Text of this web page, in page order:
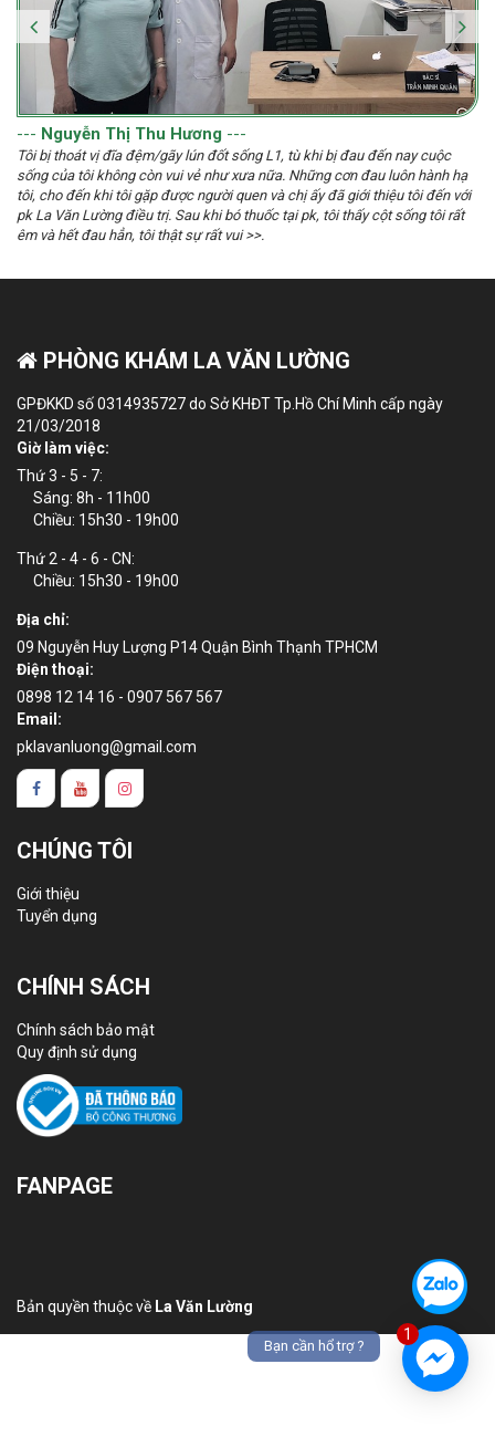
--- Nguyễn Thị Thu Hương ---
Tôi bị thoát vị đĩa đệm/gãy lún đốt sống L1, tù khi bị đau đến nay cuộc
sống của tôi không còn vui vẻ như xưa nữa. Những cơn đau luôn hành hạ
tôi, cho đến khi tôi gặp được người quen và chị ấy đã giới thiệu tôi đến với
pk La Văn Lường điều trị. Sau khi bó thuốc tại pk, tôi thấy cột sống tôi rất
êm và hết đau hẳn, tôi thật sự rất vui >>.
PHÒNG KHÁM LA VĂN LƯỜNG
GPĐKKD số 0314935727 do Sở KHĐT Tp.Hồ Chí Minh cấp ngày
21/03/2018
Giờ làm việc:
Thứ 3 - 5 - 7:
Sáng: 8h - 11h00
Chiều: 15h30 - 19h00
Thứ 2 - 4 - 6 - CN:
Chiều: 15h30 - 19h00
Địa chỉ:
09 Nguyễn Huy Lượng P14 Quận Bình Thạnh TPHCM
Điện thoại:
0898 12 14 16 - 0907 567 567
Email:
pklavanluong@gmail.com
CHÚNG TÔI
Giới thiệu
Tuyển dụng
CHÍNH SÁCH
Chính sách bảo mật
Quy định sử dụng
FANPAGE
Bản quyền thuộc về La Văn Lường
1
Bạn cần hổ trợ ?